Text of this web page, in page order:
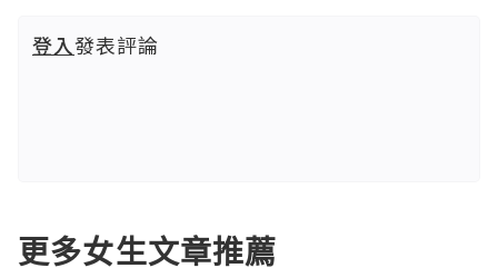
登入發表評論
更多女生文章推薦